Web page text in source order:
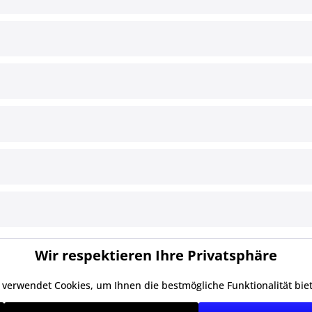
Mehrwertsteuer zzgl.Versandkostenund ggf. Nachnahmegebühren, wenn
Wir respektieren Ihre Privatsphäre
verwendet Cookies, um Ihnen die bestmögliche Funktionalität